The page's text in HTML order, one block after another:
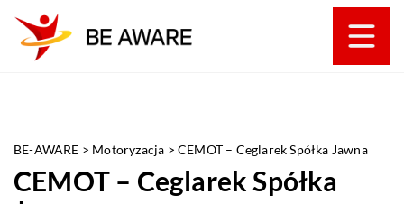
BE-AWARE > Motoryzacja >CEMOT – Ceglarek Spółka Jawna
CEMOT – Ceglarek Spółka